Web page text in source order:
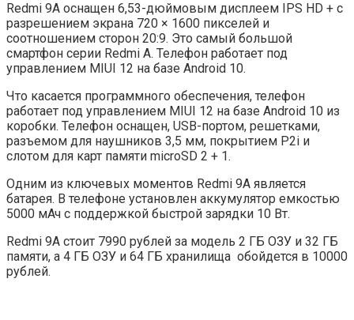
Redmi 9A оснащен 6,53-дюймовым дисплеем IPS HD + с
разрешением экрана 720 × 1600 пикселей и
соотношением сторон 20:9. Это самый большой
смартфон серии Redmi A. Телефон работает под
управлением MIUI 12 на базе Android 10.
Что касается программного обеспечения, телефон
работает под управлением MIUI 12 на базе Android 10 из
коробки. Телефон оснащен, USB-портом, решетками,
разъемом для наушников 3,5 мм, покрытием P2i и
слотом для карт памяти microSD 2 + 1.
Одним из ключевых моментов Redmi 9A является
батарея. В телефоне установлен аккумулятор емкостью
5000 мАч с поддержкой быстрой зарядки 10 Вт.
Redmi 9A стоит 7990 рублей за модель 2 ГБ ОЗУ и 32 ГБ
памяти, а 4 ГБ ОЗУ и 64 ГБ хранилища обойдется в 10000
рублей.